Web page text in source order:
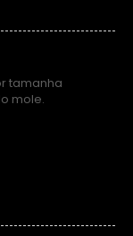
tamanha
mole.